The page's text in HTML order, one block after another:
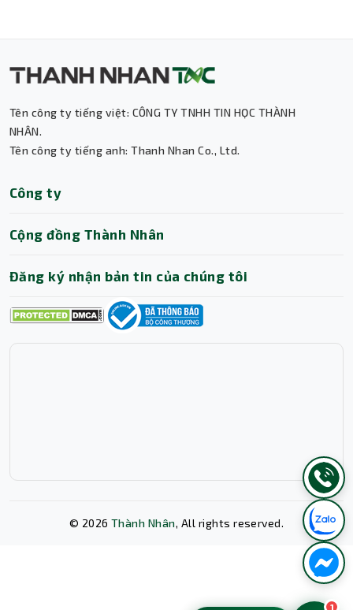
Tên công ty tiếng việt: CÔNG TY TNHH TIN HỌC THÀNH
NHÂN.
Tên công ty tiếng anh: Thanh Nhan Co., Ltd.
Công ty
Cộng đồng Thành Nhân
Đăng ký nhận bản tin của chúng tôi
© 2026 Thành Nhân, All rights reserved.
Trợ lý AI • Phản hồi tức thì
1